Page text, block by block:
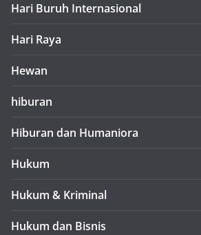
Hari Buruh Internasional
Hari Raya
Hewan
hiburan
Hiburan dan Humaniora
Hukum
Hukum & Kriminal
Hukum dan Bisnis